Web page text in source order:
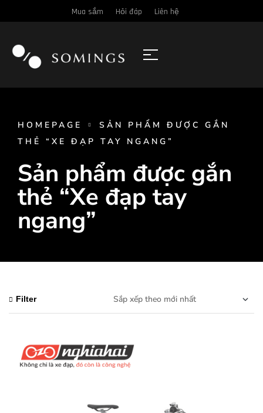
Mua sắm Hỏi đáp Liên hệ
HOMEPAGE
SẢN PHẨM ĐƯỢC GẮN
THẺ “XE ĐẠP TAY NGANG”
Sản phẩm được gắn
thẻ “Xe đạp tay
ngang”
Filter